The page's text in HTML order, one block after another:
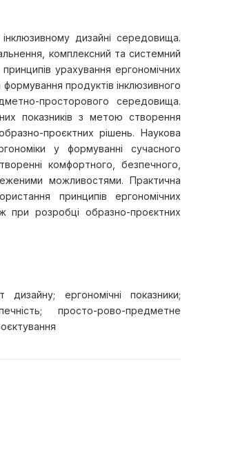
дизайні середовища.
комплексний та системний
урахування ергономічних
продуктів інклюзивного
просторового середовища.
показників з метою створення
проєктних рішень. Наукова
у формуванні сучасного
комфортного, безпечного,
можливостями. Практична
принципів ергономічних
при розробці образно-проєктних
дизайну; ергономічні показники;
просто-рово-предметне